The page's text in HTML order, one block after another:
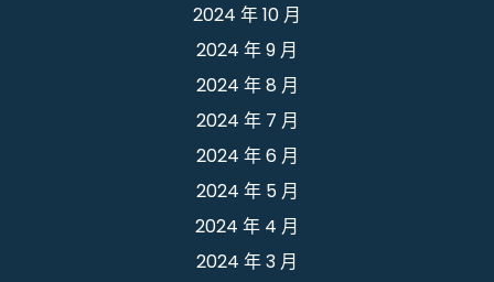
2024 年 10 月
2024 年 9 月
2024 年 8 月
2024 年 7 月
2024 年 6 月
2024 年 5 月
2024 年 4 月
2024 年 3 月